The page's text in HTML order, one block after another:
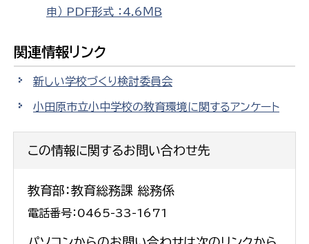
申） PDF形式 ：4.6ＭＢ
関連情報リンク
新しい学校づくり検討委員会
小田原市立小中学校の教育環境に関するアンケート
この情報に関するお問い合わせ先
教育部：教育総務課 総務係
電話番号：0465-33-1671